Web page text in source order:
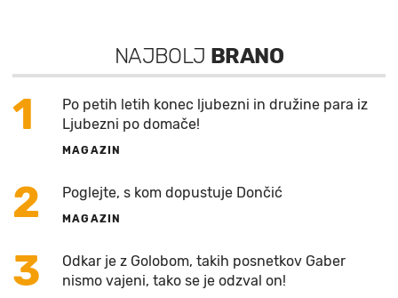
NAJBOLJ BRANO
1
Po petih letih konec ljubezni in družine para iz
Ljubezni po domače!
MAGAZIN
2 Poglejte, s kom dopustuje Dončić
MAGAZIN
3
Odkar je z Golobom, takih posnetkov Gaber
nismo vajeni, tako se je odzval on!